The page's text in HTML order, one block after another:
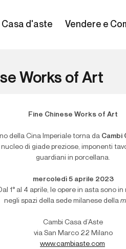
Casa d'aste Vendere e
Works of Art
Fine Chinese Works of Art
della Cina Imperiale torna da Cambi
di giade preziose, imponenti
guardiani in porcellana.
mercoledì 5 aprile 2023
1° al 4 aprile, le opere in asta sono in
negli spazi della sede milanese della
Cambi Casa d’Aste
via San Marco 22 Milano
www.cambiaste.com